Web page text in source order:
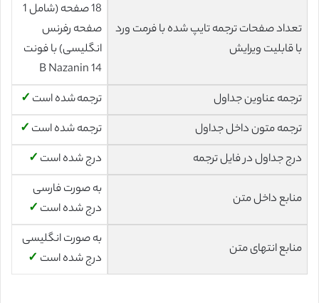
تعداد صفحات ترجمه تایپ شده با فرمت ورد
با قابلیت ویرایش
18 صفحه (شامل 1
صفحه رفرنس
انگلیسی) با فونت
14 B Nazanin
ترجمه عناوین جداول
ترجمه شده است ✓
ترجمه متون داخل جداول
ترجمه شده است ✓
درج جداول در فایل ترجمه
درج شده است ✓
منابع داخل متن
به صورت فارسی
درج شده است ✓
منابع انتهای متن
به صورت انگلیسی
درج شده است ✓